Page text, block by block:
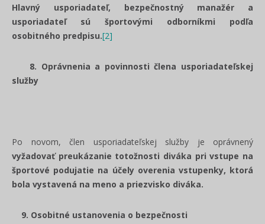
Hlavný usporiadateľ, bezpečnostný manažér a
usporiadateľ sú športovými odborníkmi podľa
osobitného predpisu.[2]
8. Oprávnenia a povinnosti člena usporiadateľskej
služby
Po novom, člen usporiadateľskej služby je oprávnený
vyžadovať preukázanie totožnosti diváka pri vstupe na
športové podujatie na účely overenia vstupenky, ktorá
bola vystavená na meno a priezvisko diváka.
9. Osobitné ustanovenia o bezpečnosti